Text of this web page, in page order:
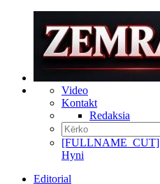
Video
Kontakt
Redaksia
[FULLNAME_CUT]
Hyni
Editorial